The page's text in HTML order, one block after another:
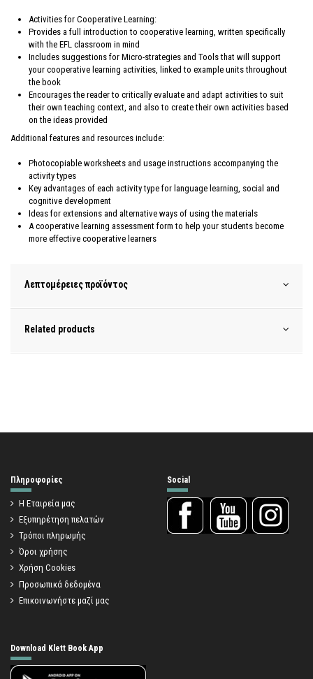
Activities for Cooperative Learning:
Provides a full introduction to cooperative learning, written specifically
with the EFL classroom in mind
Includes suggestions for Micro-strategies and Tools that will support
your cooperative learning activities, linked to example units throughout
the book
Encourages the reader to critically evaluate and adapt activities to suit
their own teaching context, and also to create their own activities based
on the ideas provided
Additional features and resources include:
Photocopiable worksheets and usage instructions accompanying the
activity types
Key advantages of each activity type for language learning, social and
cognitive development
Ideas for extensions and alternative ways of using the materials
A cooperative learning assessment form to help your students become
more effective cooperative learners
Λεπτομέρειες προϊόντος
Related products
Πληροφορίες
Η Εταιρεία μας
Εξυπηρέτηση πελατών
Τρόποι πληρωμής
Όροι χρήσης
Χρήση Cookies
Προσωπικά δεδομένα
Επικοινωνήστε μαζί μας
Social
Download Klett Book App